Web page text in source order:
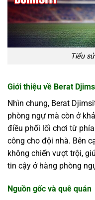
Tiểu
Giới thiệu về Berat
Nhìn chung, Berat
phòng ngự mà còn ở
điều phối lối chơi từ
công cho đội nhà. Bên
không chiến vượt trội,
tin cậy ở hàng phòng
Nguồn gốc và quê quán